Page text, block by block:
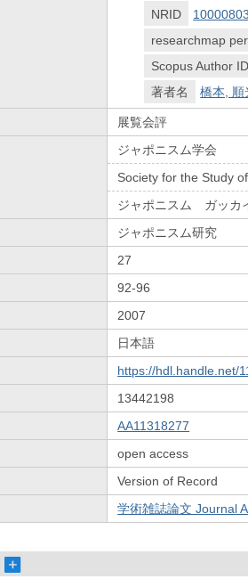
NRID
researchmap
Scopus Author ID
著者名
橋本, 順
展覧会評
ジャポニスム学会
Society for the Study
ジャポニスム ガッカ
ジャポニスム研究
27
92-96
2007
日本語
https://hdl.handle.net/
13442198
AA11318277
open access
Version of Record
学術雑誌論文 Journal